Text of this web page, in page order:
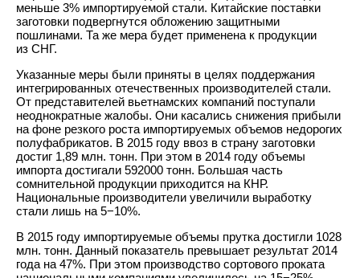
меньше 3% импортируемой стали. Китайские поставки
заготовки подвергнутся обложению защитными
пошлинами. Та же мера будет применена к продукции
из СНГ.
Указанные меры были приняты в целях поддержания
интегрированных отечественных производителей стали.
От представителей вьетнамских компаний поступали
неоднократные жалобы. Они касались снижения прибыли
на фоне резкого роста импортируемых объемов недорогих
полуфабрикатов. В 2015 году ввоз в страну заготовки
достиг 1,89 млн. тонн. При этом в 2014 году объемы
импорта достигали 592000 тонн. Большая часть
сомнительной продукции приходится на КНР.
Национальные производители увеличили выработку
стали лишь на 5−10%.
В 2015 году импортируемые объемы прутка достигли 1028
млн. тонн. Данный показатель превышает результат 2014
года на 47%. При этом производство сортового проката